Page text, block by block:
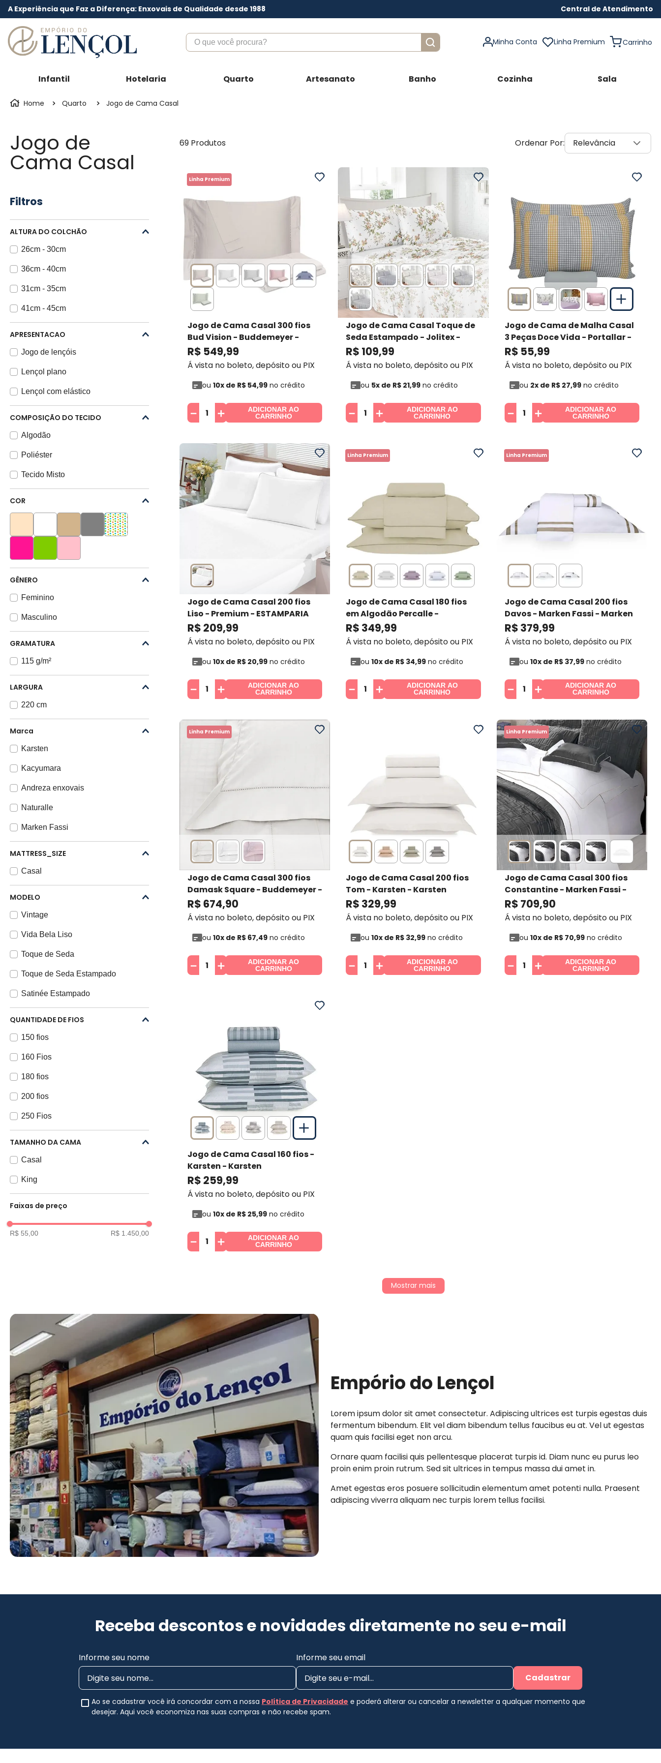
A Experiência que Faz a Diferença: Enxovais de Qualidade desde 1988 Central de Atendimento
O que você procura?
Minha Conta Linha Premium
Infantil Hotelaria Quarto Artesanato Banho Cozinha Sala
Quarto Jogo de Cama Casal
Jogo de
Cama Casal
Filtros
ALTURA DO COLCHÃO
26cm - 30cm
36cm - 40cm
31cm - 35cm
41cm - 45cm
APRESENTACAO
Jogo de lençóis
Lençol plano
Lençol com elástico
COMPOSIÇÃO DO TECIDO
Algodão
Poliéster
Tecido Misto
COR
GÊNERO
Feminino
Masculino
GRAMATURA
115 g/m²
LARGURA
220 cm
Marca
Karsten
Kacyumara
Andreza enxovais
Naturalle
Marken Fassi
Portallar
Scavone
MATTRESS_SIZE
Casal
MODELO
Vintage
Vida Bela Liso
Toque de Seda
Toque de Seda Estampado
Satinée Estampado
Royale
Robin
Premium
Percalle
QUANTIDADE DE FIOS
150 fios
160 Fios
180 fios
200 fios
250 Fios
300 Fios
400 Fios
TAMANHO DA CAMA
Casal
King
Faixas de preço
R$ 55,00 R$ 1.450,00
69 Produtos Relevância
Linha Premium
Jogo de Cama Casal 300 fios
Bud Vision - Buddemeyer-
Buddemeyer
R$ 549,99
Á vista no boleto, depósito ou PIX
ou 10x de R$ 54,99no crédito
＋
－
ADICIONAR AO
CARRINHO
Jogo de Cama Casal Toque de
Seda Estampado - Jolitex-
Jolitex
R$ 109,99
Á vista no boleto, depósito ou PIX
ou 5x de R$ 21,99 no crédito
＋
－
ADICIONAR AO
CARRINHO
Jogo de Cama de Malha Casal
3 Peças Doce Vida - Portallar-
Portallar
R$ 55,99
Á vista no boleto, depósito ou PIX
ou 2x de R$ 27,99no crédito
＋
－
ADICIONAR AO
CARRINHO
Jogo de Cama Casal 200 fios
Liso - Premium- ESTAMPARIA
S.A
R$ 209,99
Á vista no boleto, depósito ou PIX
ou 10x de R$ 20,99no crédito
＋
－
ADICIONAR AO
CARRINHO
Linha Premium
Jogo de Cama Casal 180 fios
em Algodão Percalle -
Buddemeyer
R$ 349,99
Á vista no boleto, depósito ou PIX
ou10x de R$ 34,99 no crédito
＋
－
ADICIONAR AO
CARRINHO
Linha Premium
Jogo de Cama Casal 200 fios
Davos - Marken Fassi - Marken
Fassi
R$ 379,99
Á vista no boleto, depósito ou PIX
ou 10x de R$ 37,99no crédito
＋
－
ADICIONAR AO
CARRINHO
Linha Premium
Jogo de Cama Casal 300 fios
Damask Square - Buddemeyer-
Buddemeyer
R$ 674,90
Á vista no boleto, depósito ou PIX
ou 10x de R$ 67,49no crédito
＋
－
ADICIONAR AO
CARRINHO
Jogo de Cama Casal 200 fios
Tom - Karsten - Karsten
R$ 329,99
Á vista no boleto, depósito ou PIX
ou10x de R$ 32,99 no crédito
＋
－
ADICIONAR AO
CARRINHO
Linha Premium
Jogo de Cama Casal 300 fios
Constantine - Marken Fassi -
Marken Fassi
R$ 709,90
Á vista no boleto, depósito ou PIX
ou 10x de R$ 70,99no crédito
＋
－
ADICIONAR AO
CARRINHO
Jogo de Cama Casal 160 fios -
Karsten - Karsten
R$ 259,99
Á vista no boleto, depósito ou PIX
ou 10x de R$ 25,99no crédito
＋
－
ADICIONAR AO
CARRINHO
Mostrar mais
Empório do Lençol
Lorem ipsum dolor sit amet consectetur. Adipiscing ultrices est turpis egestas duis
fermentum bibendum. Elit vel diam bibendum tellus faucibus eu at. Vel ut egestas
quam quis facilisi eget non arcu.
Ornare quam facilisi quis pellentesque placerat turpis id. Diam nunc eu purus leo
proin enim proin rutrum. Sed sit ultrices in tempus massa dui amet in.
Amet egestas eros posuere sollicitudin elementum amet potenti nulla. Praesent
adipiscing viverra aliquam nec turpis lorem tellus facilisi.
Receba descontos e novidades diretamente no seu e-mail
Informe seu nome
Informe seu email
Cadastrar
Ao se cadastrar você irá concordar com a nossa Política de Privacidade e poderá alterar ou cancelar a newsletter a qualquer momento que
desejar. Aqui você economiza nas suas compras e não recebe spam.